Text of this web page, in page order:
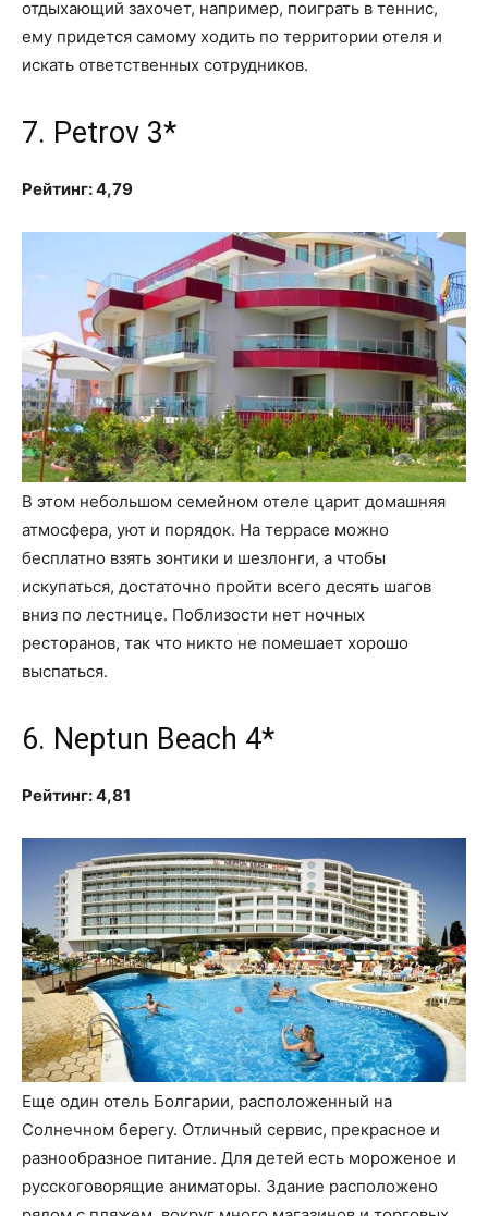
отдыхающий захочет, например, поиграть в теннис,
ему придется самому ходить по территории отеля и
искать ответственных сотрудников.
7. Petrov 3*
Рейтинг: 4,79
В этом небольшом семейном отеле царит домашняя
атмосфера, уют и порядок. На террасе можно
бесплатно взять зонтики и шезлонги, а чтобы
искупаться, достаточно пройти всего десять шагов
вниз по лестнице. Поблизости нет ночных
ресторанов, так что никто не помешает хорошо
выспаться.
6. Neptun Beach 4*
Рейтинг: 4,81
Еще один отель Болгарии, расположенный на
Солнечном берегу. Отличный сервис, прекрасное и
разнообразное питание. Для детей есть мороженое и
русскоговорящие аниматоры. Здание расположено